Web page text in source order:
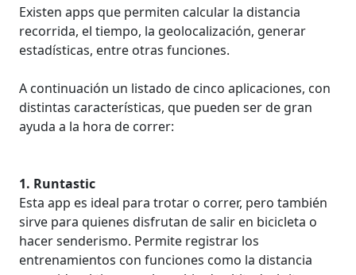
Existen apps que permiten calcular la distancia
recorrida, el tiempo, la geolocalización, generar
estadísticas, entre otras funciones.
A continuación un listado de cinco aplicaciones, con
distintas características, que pueden ser de gran
ayuda a la hora de correr:
1. Runtastic
Esta app es ideal para trotar o correr, pero también
sirve para quienes disfrutan de salir en bicicleta o
hacer senderismo. Permite registrar los
entrenamientos con funciones como la distancia